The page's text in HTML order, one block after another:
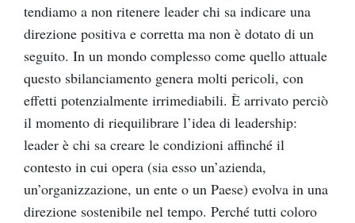
tendiamo a non ritenere leader chi sa indicare una
direzione positiva e corretta ma non è dotato di un
seguito. In un mondo complesso come quello attuale
questo sbilanciamento genera molti pericoli, con
effetti potenzialmente irrimediabili. È arrivato perciò
il momento di riequilibrare l’idea di leadership:
leader è chi sa creare le condizioni affinché il
contesto in cui opera (sia esso un’azienda,
un’organizzazione, un ente o un Paese) evolva in una
direzione sostenibile nel tempo. Perché tutti coloro